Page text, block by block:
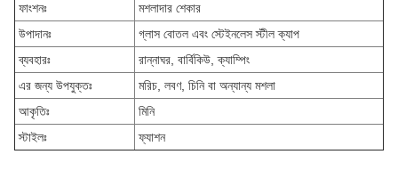
ফাংশনঃ
মশলাদার শেকার
উপাদানঃ
গ্লাস বোতল এবং স্টেইনলেস স্টীল ক্যাপ
ব্যবহারঃ
রান্নাঘর, বার্বিকিউ, ক্যাম্পিং
এর জন্য উপযুক্তঃ
মরিচ, লবণ, চিনি বা অন্যান্য মশলা
আকৃতিঃ
মিনি
স্টাইলঃ
ফ্যাশন